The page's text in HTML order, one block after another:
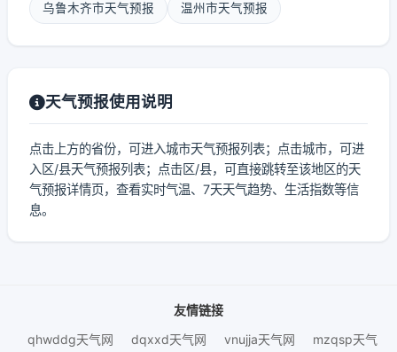
乌鲁木齐市天气预报 温州市天气预报
天气预报使用说明
点击上方的省份，可进入城市天气预报列表；点击城市，可进
入区/县天气预报列表；点击区/县，可直接跳转至该地区的天
气预报详情页，查看实时气温、7天天气趋势、生活指数等信
息。
友情链接
qhwddg天气网
dqxxd天气网 vnujja天气网 mzqsp天气